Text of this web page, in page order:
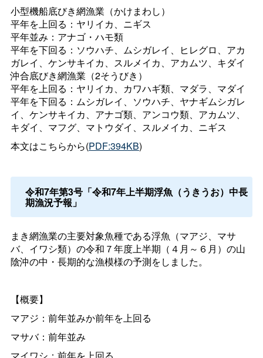
小型機船底びき網漁業（かけまわし）
平年を上回る：ヤリイカ、ニギス
平年並み：アナゴ・ハモ類
平年を下回る：ソウハチ、ムシガレイ、ヒレグロ、アカ
ガレイ、ケンサキイカ、スルメイカ、アカムツ、キダイ
沖合底びき網漁業（2そうびき）
平年を上回る：ヤリイカ、カワハギ類、マダラ、マダイ
平年を下回る：ムシガレイ、ソウハチ、ヤナギムシガレ
イ、ケンサキイカ、アナゴ類、アンコウ類、アカムツ、
キダイ、マフグ、マトウダイ、スルメイカ、ニギス
本文はこちらから(PDF:394KB)
令和7年第3号「令和7年上半期浮魚（うきうお）中長
期漁況予報」
まき網漁業の主要対象魚種である浮魚（マアジ、マサ
バ、イワシ類）の令和７年度上半期（４月～６月）の山
陰沖の中・長期的な漁模様の予測をしました。
【概要】
マアジ：前年並みか前年を上回る
マサバ：前年並み
マイワシ：前年を上回る